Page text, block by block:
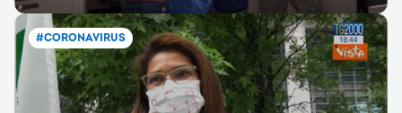
#CORONAVIRUS